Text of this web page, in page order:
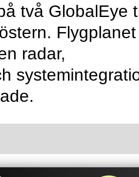
två GlobalEye
radar,